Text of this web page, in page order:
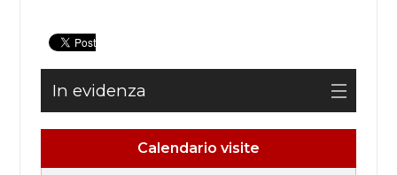
Calendario visite
In evidenza